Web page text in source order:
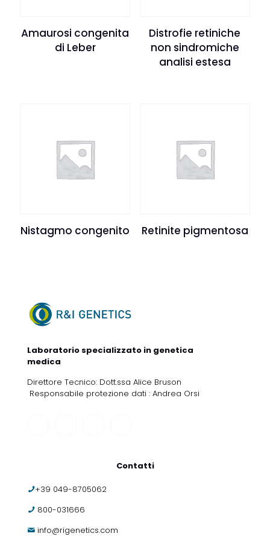
Amaurosi congenita
di Leber
Distrofie retiniche
non sindromiche
analisi estesa
Nistagmo congenito Retinite pigmentosa
Laboratorio specializzato in genetica
medica
Direttore Tecnico: Dott.ssa Alice Bruson
Responsabile protezione dati : Andrea Orsi
Contatti
+39 049-8705062
800-031666
info@rigenetics.com